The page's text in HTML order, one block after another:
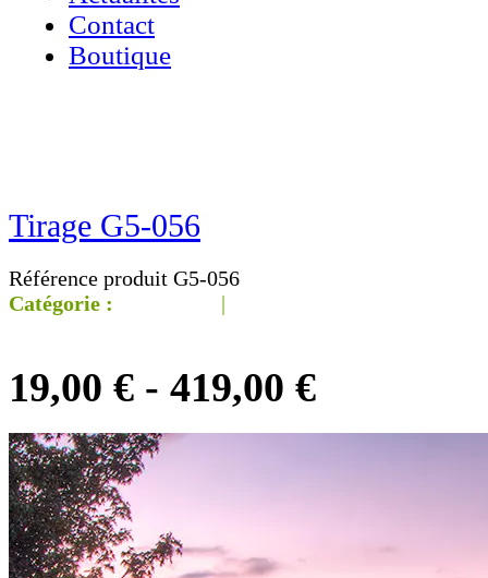
Contact
Boutique
Tirage G5-056
Référence produit G5-056
Catégorie :
|
19,00 € - 419,00 €